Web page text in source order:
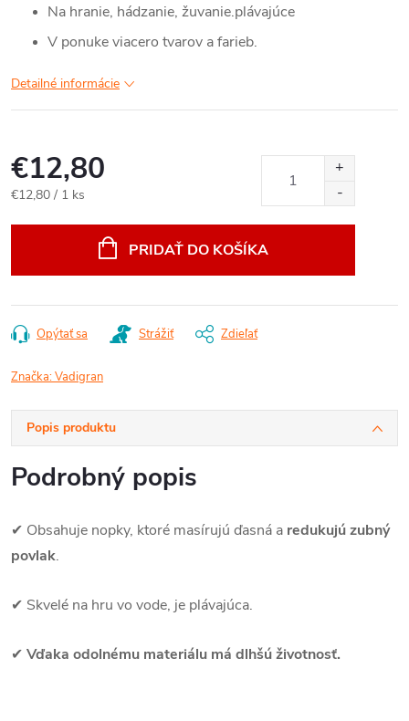
Na hranie, hádzanie, žuvanie.plávajúce
V ponuke viacero tvarov a farieb.
Detailné informácie
€12,80
Jednotková
€12,80 / 1 ks
PRIDAŤ DO KOŠÍKA
Opýtať sa Strážiť Zdieľať
Značka:Vadigran
Popis produktu
Podrobný popis
✔ Obsahuje nopky, ktoré masírujú ďasná a redukujú zubný
povlak.
✔ Skvelé na hru vo vode, je plávajúca.
✔ Vďaka odolnému materiálu má dlhšú životnosť.